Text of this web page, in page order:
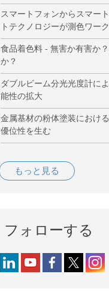
スマートフォンからスマー
トテクノロジーが測色ワー
食品着色料 - 無害か有害か
か？
ダブルビーム分光光度計に
能性の拡大
金属基材の粉体塗装におけ
優位性を生む
もっと見る
フォローする
Follow us on LinkedIn
Follow us on YouTube
Follow us on
Follow